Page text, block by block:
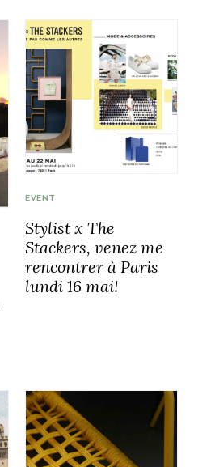
EVENT
Stylist x The
Stackers, venez me
rencontrer à Paris
lundi 16 mai!